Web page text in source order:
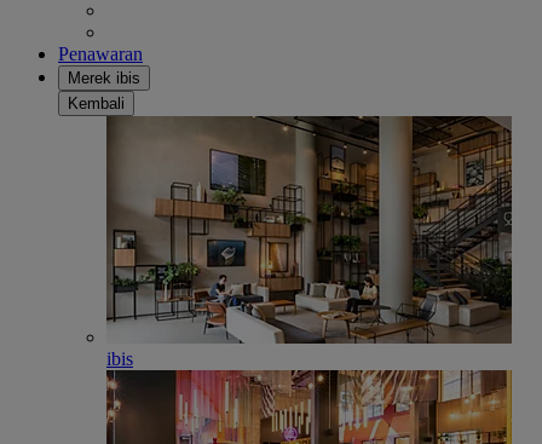
Penawaran
Merek ibis
Kembali
ibis